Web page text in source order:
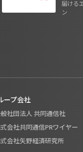
届ける
ン
ープ会社
社団法人 共同通信社
会社共同通信PRワイヤー
会社矢野経済研究所